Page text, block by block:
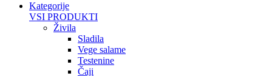
Kategorije
VSI PRODUKTI
Živila
Sladila
Vege salame
Testenine
Čaji